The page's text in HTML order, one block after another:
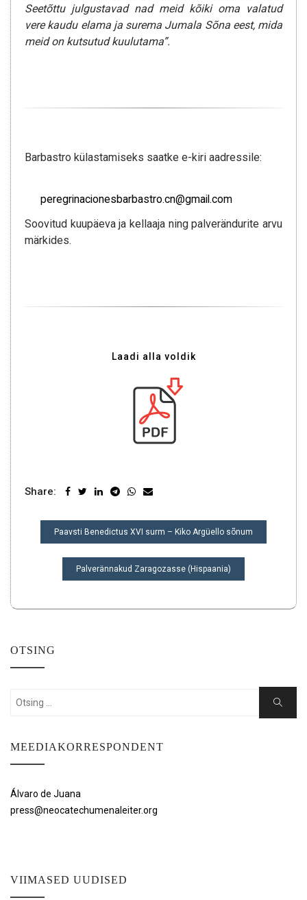
Seetõttu julgustavad nad meid kõiki oma valatud
vere kaudu elama ja surema Jumala Sõna eest, mida
meid on kutsutud kuulutama”.
Barbastro külastamiseks saatke e-kiri aadressile:
peregrinacionesbarbastro.cn@gmail.com
Soovitud kuupäeva ja kellaaja ning palverändurite arvu
märkides.
Laadi alla voldik
Share:
NAVIGEERIMINE
Paavsti Benedictus XVI surm – Kiko Argüello sõnum
Palverännakud Zaragozasse (Hispaania)
OTSING
Search
Search
MEEDIAKORRESPONDENT
Álvaro de Juana
press@neocatechumenaleiter.org
VIIMASED UUDISED